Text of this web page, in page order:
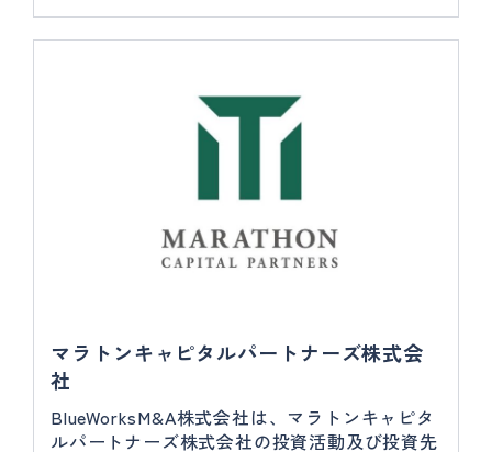
マラトンキャピタルパートナーズ株式会
社
BlueWorksM&A株式会社は、マラトンキャピタ
ルパートナーズ株式会社の投資活動及び投資先